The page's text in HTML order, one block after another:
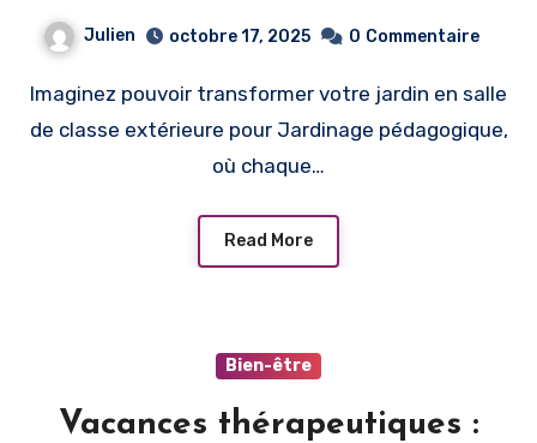
développant de nouvelles
Julien octobre 17, 2025 0 Commentaire
Imaginez pouvoir transformer votre jardin en salle
de classe extérieure pour Jardinage pédagogique,
où chaque…
Read More
Bien-être
Vacances thérapeutiques :